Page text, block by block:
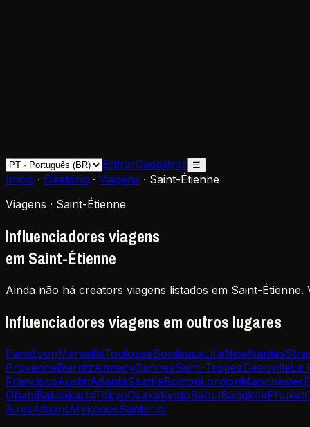
EntrarCadastrar ☰
Início · Diretório · Viagens · Saint-Étienne
Viagens · Saint-Étienne
Influenciadores viagens
em Saint-Étienne
Ainda não há creators viagens listados em Saint-
Influenciadores viagens em outros lugares
ParisLyonMarseilleToulouseBordeauxLilleNiceNantes
ProvenceBiarritzAnnecyCannesSaint-TropezDeauvilleLa
FranciscoAustinAtlantaSeattleBostonLondonManchester
DhabiBaliJakartaTokyoOsakaKyotoSeoulBangkokPhuket
AiresAthensMykonosSantorini